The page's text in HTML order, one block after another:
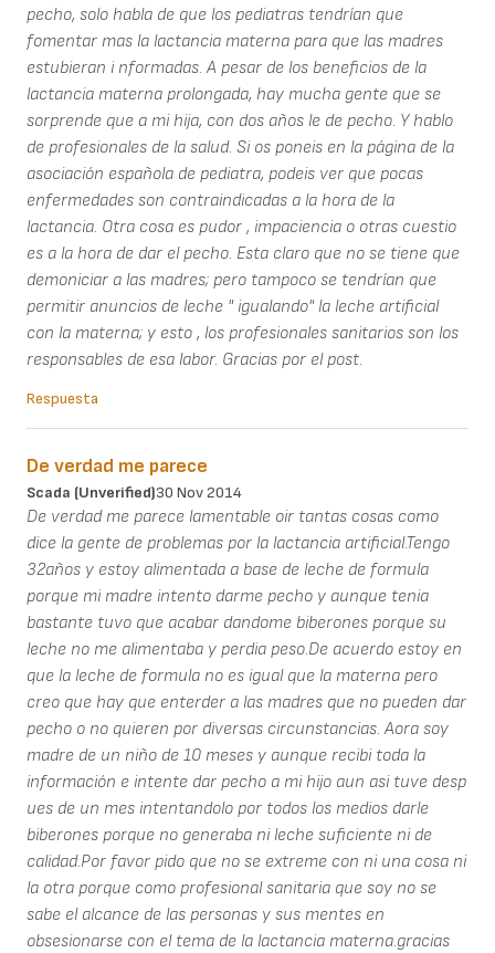
pecho, solo habla de que los pediatras tendrían que
fomentar mas la lactancia materna para que las madres
estubieran i nformadas. A pesar de los beneficios de la
lactancia materna prolongada, hay mucha gente que se
sorprende que a mi hija, con dos años le de pecho. Y hablo
de profesionales de la salud. Si os poneis en la página de la
asociación española de pediatra, podeis ver que pocas
enfermedades son contraindicadas a la hora de la
lactancia. Otra cosa es pudor , impaciencia o otras cuestio
es a la hora de dar el pecho. Esta claro que no se tiene que
demoniciar a las madres; pero tampoco se tendrían que
permitir anuncios de leche " igualando" la leche artificial
con la materna; y esto , los profesionales sanitarios son los
responsables de esa labor. Gracias por el post.
Respuesta
De verdad me parece
Scada (unverified)30 Nov 2014
De verdad me parece lamentable oir tantas cosas como
dice la gente de problemas por la lactancia artificial.Tengo
32años y estoy alimentada a base de leche de formula
porque mi madre intento darme pecho y aunque tenia
bastante tuvo que acabar dandome biberones porque su
leche no me alimentaba y perdia peso.De acuerdo estoy en
que la leche de formula no es igual que la materna pero
creo que hay que enterder a las madres que no pueden dar
pecho o no quieren por diversas circunstancias. Aora soy
madre de un niño de 10 meses y aunque recibi toda la
información e intente dar pecho a mi hijo aun asi tuve desp
ues de un mes intentandolo por todos los medios darle
biberones porque no generaba ni leche suficiente ni de
calidad.Por favor pido que no se extreme con ni una cosa ni
la otra porque como profesional sanitaria que soy no se
sabe el alcance de las personas y sus mentes en
obsesionarse con el tema de la lactancia materna.gracias